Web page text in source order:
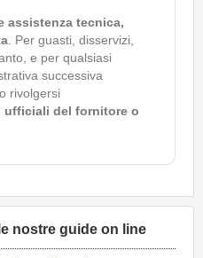
assistenza tecnica,
. Per guasti, disservizi,
e per qualsiasi
successiva
rivolgersi
ufficiali del fornitore o
nostre guide on line